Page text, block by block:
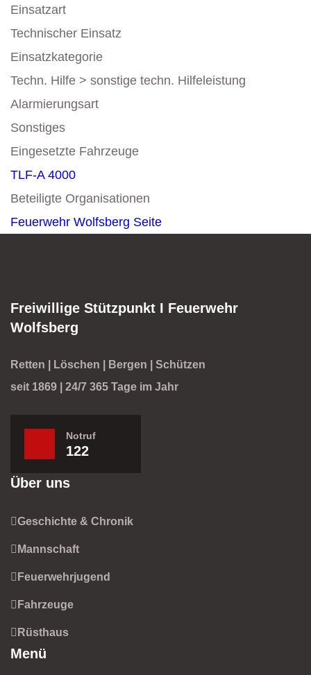
Einsatzart
Technischer Einsatz
Einsatzkategorie
Techn. Hilfe > sonstige techn. Hilfeleistung
Alarmierungsart
Sonstiges
Eingesetzte Fahrzeuge
TLF-A 4000
Beteiligte Organisationen
Feuerwehr Wolfsberg Seite
Freiwillige Stützpunkt I Feuerwehr
Wolfsberg
Retten | Löschen | Bergen | Schützen
seit 1869 | 24/7 365 Tage im Jahr
Notruf
122
Über uns
Geschichte & Chronik
Mannschaft
Feuerwehrjugend
Fahrzeuge
Rüsthaus
Menü